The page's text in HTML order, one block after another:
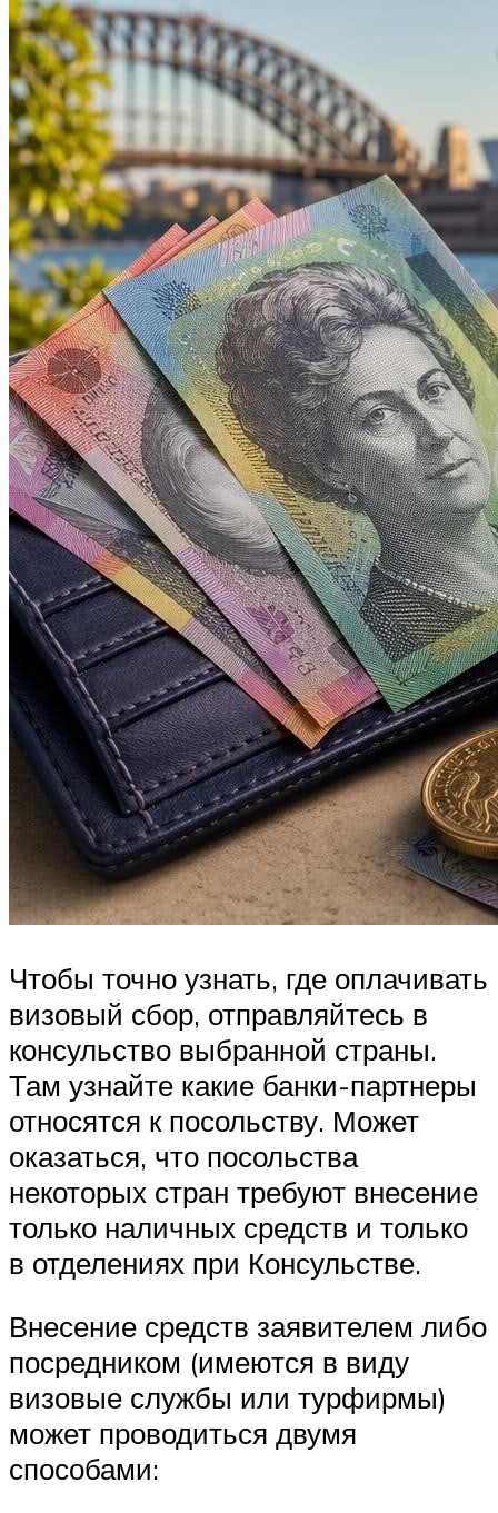
Чтобы точно узнать, где оплачивать
визовый сбор, отправляйтесь в
консульство выбранной страны.
Там узнайте какие банки-партнеры
относятся к посольству. Может
оказаться, что посольства
некоторых стран требуют внесение
только наличных средств и только
в отделениях при Консульстве.
Внесение средств заявителем либо
посредником (имеются в виду
визовые службы или турфирмы)
может проводиться двумя
способами: